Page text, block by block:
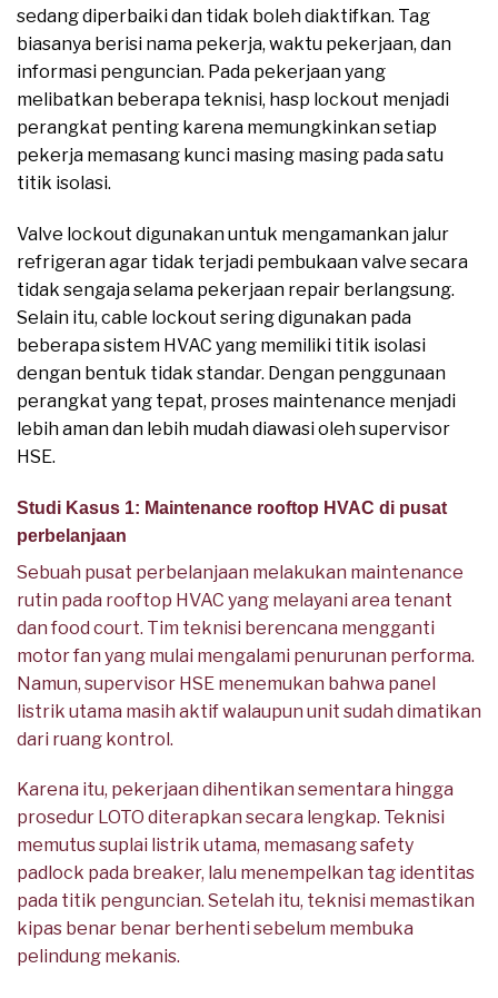
sedang diperbaiki dan tidak boleh diaktifkan. Tag
biasanya berisi nama pekerja, waktu pekerjaan, dan
informasi penguncian. Pada pekerjaan yang
melibatkan beberapa teknisi, hasp lockout menjadi
perangkat penting karena memungkinkan setiap
pekerja memasang kunci masing masing pada satu
titik isolasi.
Valve lockout digunakan untuk mengamankan jalur
refrigeran agar tidak terjadi pembukaan valve secara
tidak sengaja selama pekerjaan repair berlangsung.
Selain itu, cable lockout sering digunakan pada
beberapa sistem HVAC yang memiliki titik isolasi
dengan bentuk tidak standar. Dengan penggunaan
perangkat yang tepat, proses maintenance menjadi
lebih aman dan lebih mudah diawasi oleh supervisor
HSE.
Studi Kasus 1: Maintenance rooftop HVAC di pusat
perbelanjaan
Sebuah pusat perbelanjaan melakukan maintenance
rutin pada rooftop HVAC yang melayani area tenant
dan food court. Tim teknisi berencana mengganti
motor fan yang mulai mengalami penurunan performa.
Namun, supervisor HSE menemukan bahwa panel
listrik utama masih aktif walaupun unit sudah dimatikan
dari ruang kontrol.
Karena itu, pekerjaan dihentikan sementara hingga
prosedur LOTO diterapkan secara lengkap. Teknisi
memutus suplai listrik utama, memasang safety
padlock pada breaker, lalu menempelkan tag identitas
pada titik penguncian. Setelah itu, teknisi memastikan
kipas benar benar berhenti sebelum membuka
pelindung mekanis.